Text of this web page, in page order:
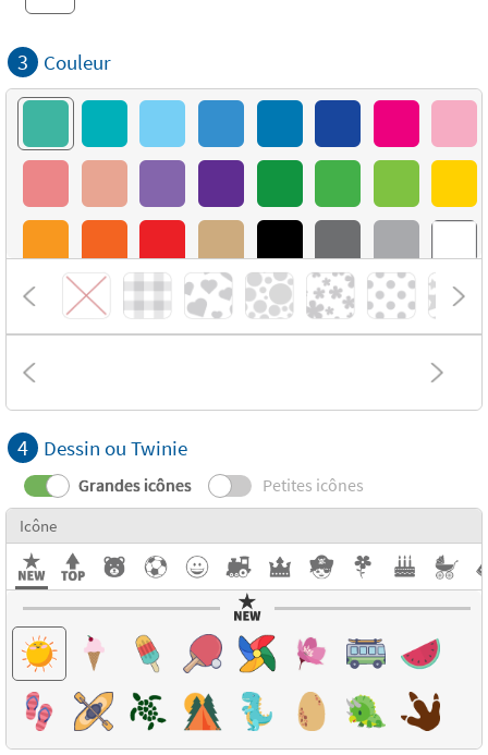
3 Couleur
4 Dessin ou Twinie
Grandes icônes Petites icônes
Icône